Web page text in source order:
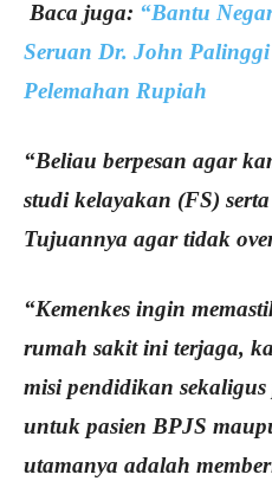
Baca juga: “Bantu
Seruan Dr. John
Pelemahan Rupiah
“Beliau berpesan agar
studi kelayakan (FS)
Tujuannya agar tidak
“Kemenkes ingin
rumah sakit ini terjaga,
misi pendidikan
untuk pasien BPJS
utamanya adalah